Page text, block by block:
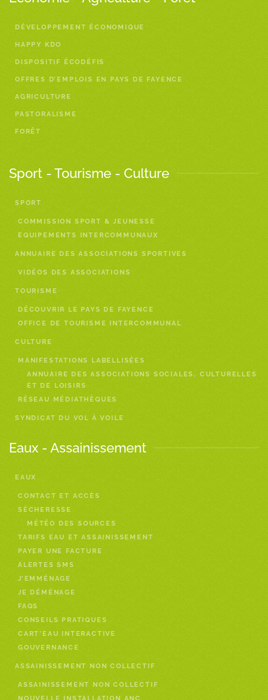
DÉVELOPPEMENT ÉCONOMIQUE
HAPPY KDO
DISPOSITIF ÉCODÉFIS
OFFRES D’EMPLOIS EN PAYS DE FAYENCE
AGRICULTURE
PASTORALISME
FORÊT
Sport - Tourisme - Culture
SPORT
COMMISSION SPORT & JEUNESSE
EQUIPEMENTS INTERCOMMUNAUX
ANNUAIRE DES ASSOCIATIONS SPORTIVES
VIDÉOS DES ASSOCIATIONS
TOURISME
DÉCOUVRIR LE PAYS DE FAYENCE
OFFICE DE TOURISME INTERCOMMUNAL
CULTURE
MANIFESTATIONS LABELLISÉES
ANNUAIRE DES ASSOCIATIONS SOCIALES, CULTURELLES
ET DE LOISIRS
RÉSEAU MÉDIATHÈQUES
SYNDICAT DU VOL À VOILE
Eaux - Assainissement
EAUX
CONTACT ET ACCÈS
SÈCHERESSE
MÉTÉO DES SOURCES
TARIFS EAU ET ASSAINISSEMENT
PAYER UNE FACTURE
ALERTES SMS
J’EMMÉNAGE
JE DÉMÉNAGE
FAQS
CONSEILS PRATIQUES
CART’EAU INTERACTIVE
GOUVERNANCE
ASSAINISSEMENT NON COLLECTIF
ASSAINISSEMENT NON COLLECTIF